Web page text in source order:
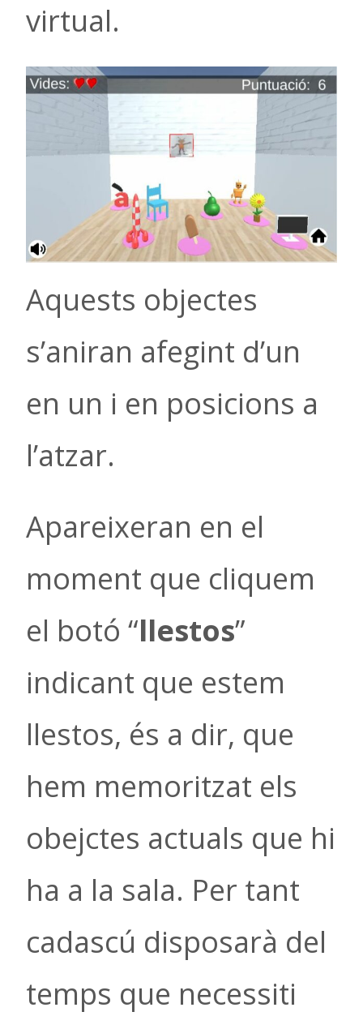
virtual.
Aquests objectes
s’aniran afegint d’un
en un i en posicions a
l’atzar.
Apareixeran en el
moment que cliquem
el botó “llestos”
indicant que estem
llestos, és a dir, que
hem memoritzat els
obejctes actuals que hi
ha a la sala. Per tant
cadascú disposarà del
temps que necessiti